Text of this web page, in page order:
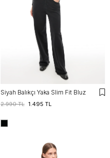
Siyah Balıkçı Yaka Slim Fit Bluz
1.495 TL
2.990 TL